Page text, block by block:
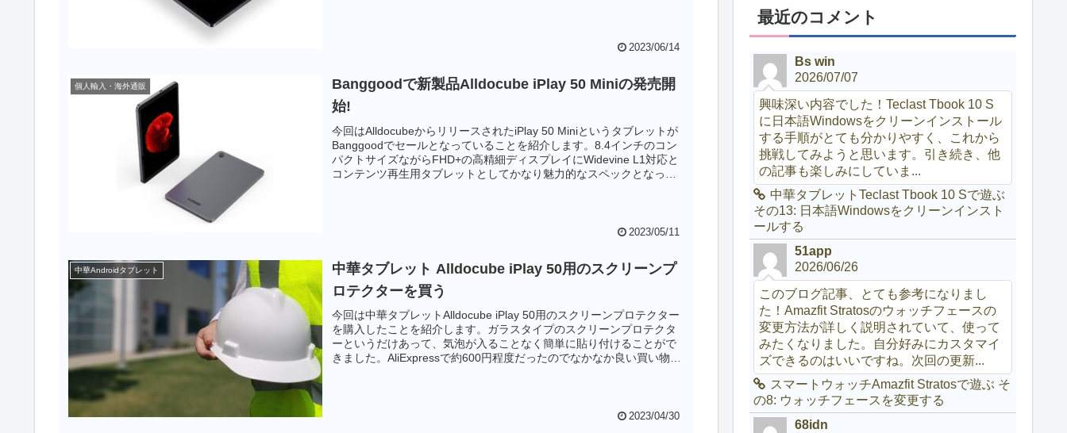
2023/06/14
個人輸入・海外通販
Banggoodで新製品Alldocube iPlay 50 Miniの発売開
始!
今回はAlldocubeからリリースされたiPlay 50 Miniというタブレットが
Banggoodでセールとなっていることを紹介します。8.4インチのコン
パクトサイズながらFHD+の高精細ディスプレイにWidevine L1対応と
コンテンツ再生用タブレットとしてかなり魅力的なスペックとなって
2023/05/11
中華Androidタブレット
中華タブレット Alldocube iPlay 50用のスクリーンプ
ロテクターを買う
今回は中華タブレットAlldocube iPlay 50用のスクリーンプロテクター
を購入したことを紹介します。ガラスタイプのスクリーンプロテクタ
ーというだけあって、気泡が入ることなく簡単に貼り付けることがで
きました。AliExpressで約600円程度だったのでなかなか良い買い物だ
2023/04/30
最近のコメント
Bs win
2026/07/07
興味深い内容でした！Teclast Tbook 10 S
に日本語Windowsをクリーンインストール
する手順がとても分かりやすく、これから
挑戦してみようと思います。引き続き、他
の記事も楽しみにしていま...
中華タブレットTeclast Tbook 10 Sで遊ぶ
その13: 日本語Windowsをクリーンインスト
ールする
51app
2026/06/26
このブログ記事、とても参考になりまし
た！Amazfit Stratosのウォッチフェースの
変更方法が詳しく説明されていて、使って
みたくなりました。自分好みにカスタマイ
ズできるのはいいですね。次回の更新...
スマートウォッチAmazfit Stratosで遊ぶ そ
の8: ウォッチフェースを変更する
68idn